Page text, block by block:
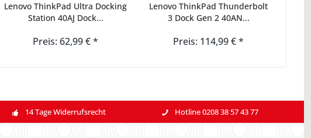
Lenovo ThinkPad Ultra Docking
Station 40AJ Dock...
Preis: 62,99 € *
Lenovo ThinkPad Thunderbolt
3 Dock Gen 2 40AN...
Preis: 114,99 € *
14 Tage Widerrufsrecht Hotline 0208 38 57 43 77